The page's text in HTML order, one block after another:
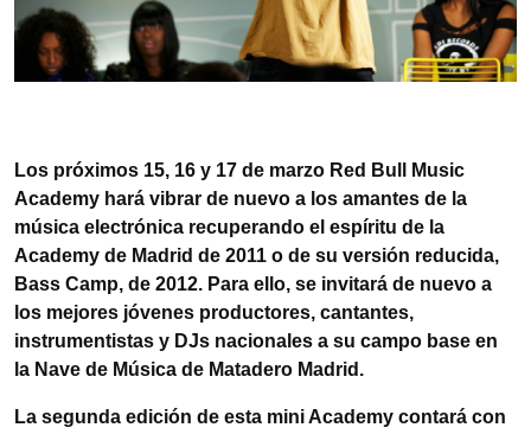
Los próximos 15, 16 y 17 de marzo Red Bull Music
Academy hará vibrar de nuevo a los amantes de la
música electrónica recuperando el espíritu de la
Academy de Madrid de 2011 o de su versión reducida,
Bass Camp, de 2012. Para ello, se invitará de nuevo a
los mejores jóvenes productores, cantantes,
instrumentistas y DJs nacionales a su campo base en
la Nave de Música de Matadero Madrid.
La segunda edición de esta mini Academy contará con